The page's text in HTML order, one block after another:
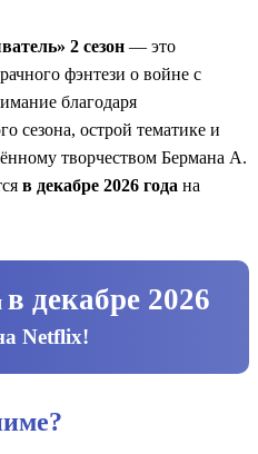
2 сезон — это
фэнтези о войне с
благодаря
сезона, острой тематике и
творчеством Бермана А.
в декабре 2026 года на
в декабре 2026
Netflix!